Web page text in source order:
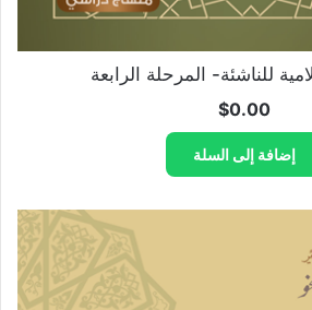
للناشئة- المرحلة الرابعة
$0.00
إضافة إلى السلة